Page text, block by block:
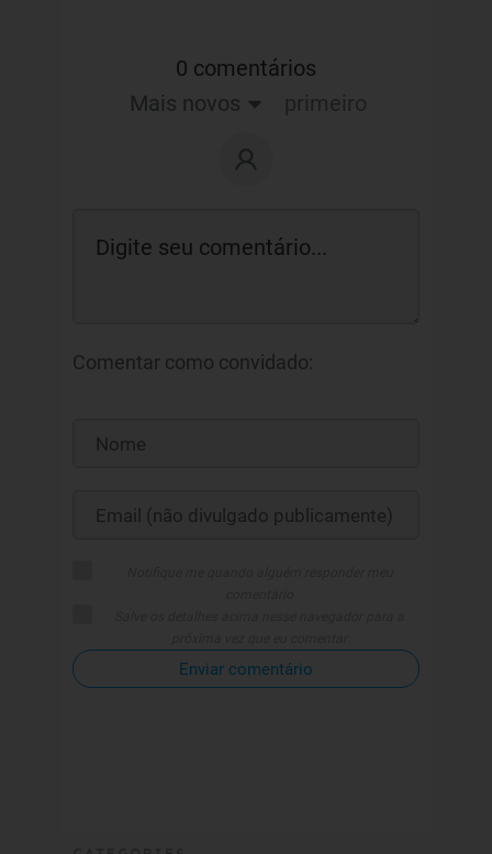
0 comentários
Mais novos
primeiro
Comentar como convidado:
Enviar comentário